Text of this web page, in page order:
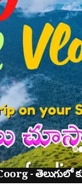
- తెలుగులో